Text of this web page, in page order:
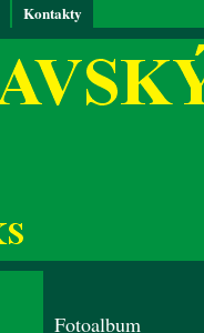
Kontakty
Fotoalbum